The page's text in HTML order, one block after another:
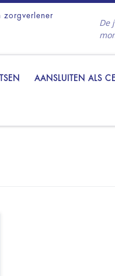
zorgverlener
De
AANSLUITEN ALS